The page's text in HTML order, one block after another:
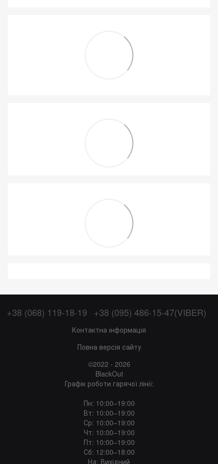
+38 (068) 119-18-19 +38 (095) 486-15-47(VIBER)
Контактна інформація
Повна версія сайту
©2022 - 2026
BlackOut
Графік роботи гарячої лінії:
Пн: 10:00–19:00
Вт: 10:00–19:00
Ср: 10:00–19:00
Чт: 10:00–19:00
Пт: 10:00–19:00
Сб: 12:00–18:00
Нд: Вихідний